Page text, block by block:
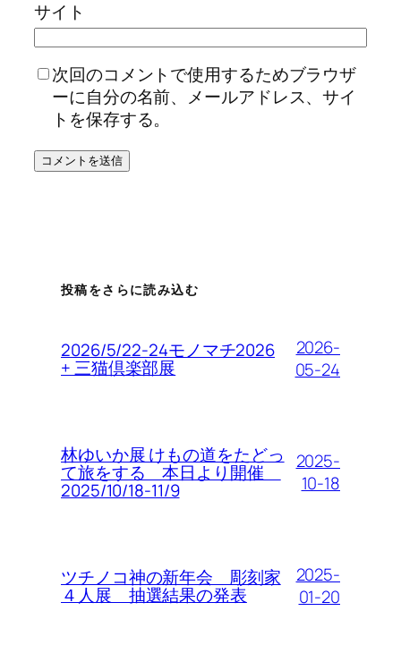
サイト
次回のコメントで使用するためブラウザ
ーに自分の名前、メールアドレス、サイ
トを保存する。
投稿をさらに読み込む
2026/5/22-24モノマチ2026
+ 三猫倶楽部展
2026-
05-24
林ゆいか展 けもの道をたどっ
て旅をする 本日より開催
2025/10/18-11/9
2025-
10-18
ツチノコ神の新年会 彫刻家
４人展 抽選結果の発表
2025-
01-20